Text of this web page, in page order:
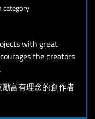
category
with great
the creators
富有理念的創作者